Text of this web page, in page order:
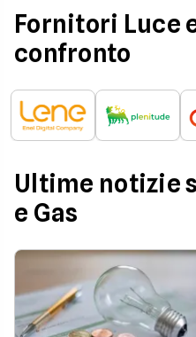
Fornitori Luce
confronto
Ultime notizie
e Gas